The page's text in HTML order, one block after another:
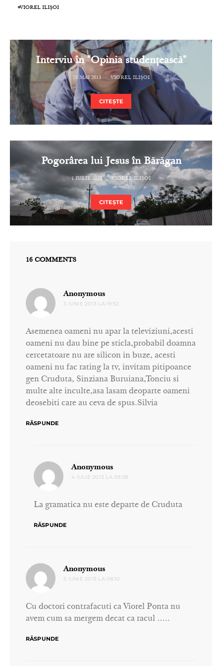
VIOREL ILIȘOI
Interviu în "Opinia studențească"
23 MAI 2013 VIOREL ILIȘOI
CITEȘTE
Pogorârea lui Jesus în Bărăgan
1 IULIE 2013 VIOREL ILIȘOI
CITEȘTE
16 COMMENTS
Anonymous
3 IUNIE 2013 LA 19:52
Asemenea oameni nu apar la televiziuni,acesti
oameni nu dau bine pe sticla,probabil doamna
cercetatoare nu are silicon in buze, acesti
oameni nu fac rating la tv, invitam pitipoance
gen Cruduta, Sinziana Buruiana,Tonciu si
multe alte inculte,asa lasam deoparte oameni
deosebiti care au ceva de spus.Silvia
RĂSPUNDE
Anonymous
4 IULIE 2013 LA 09:38
La gramatica nu este departe de Cruduta
RĂSPUNDE
Anonymous
5 IUNIE 2013 LA 08:10
Cu doctori contrafacuti ca Viorel Ponta nu
avem cum sa mergem decat ca racul …..
RĂSPUNDE